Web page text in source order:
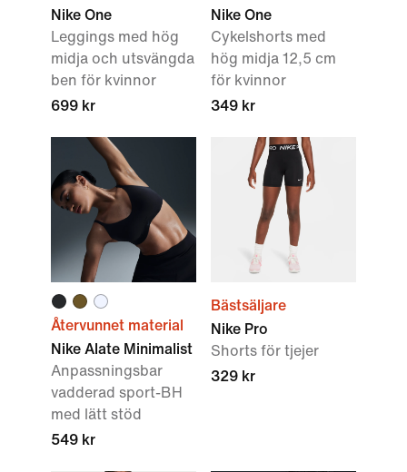
Nike One
Leggings med hög
midja och utsvängda
ben för kvinnor
699 kr
Nike One
Cykelshorts med
hög midja 12,5 cm
för kvinnor
349 kr
Återvunnet material
Nike Alate Minimalist
Anpassningsbar
vadderad sport-BH
med lätt stöd
549 kr
Bästsäljare
Nike Pro
Shorts för tjejer
329 kr